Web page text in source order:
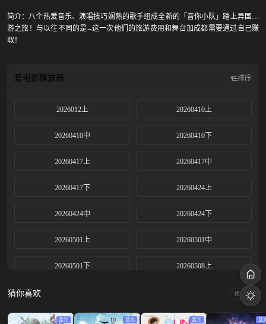
简介：八个热爱音乐、演唱技巧娴熟的歌手组成全新的「音你小队」踏上异国唱
游之旅！与以往不同的是--这一次他们的旅游费用和舞台加成都需要通过自己赚
取！
爱电影播放器 排序
2026012上 20260410上
20260410中 20260410下
20260417上 20260417中
20260417下 20260424上
20260424中 20260424下
20260501上 20260501中
20260501下 20260508上
20260515上 20260515中
猜你喜欢 换一换
蓝光 蓝光 蓝光 蓝